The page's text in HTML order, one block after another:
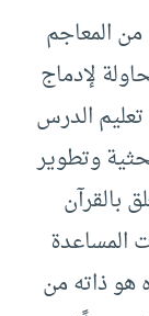
من المعاجم
لإدماج
تعليم الدرس
وتطوير
بالقرآن
المساعدة
هو ذاته من